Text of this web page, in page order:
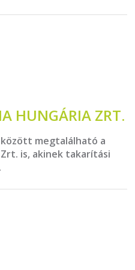
HUNGÁRIA ZRT.
megtalálható a
is, akinek takarítási